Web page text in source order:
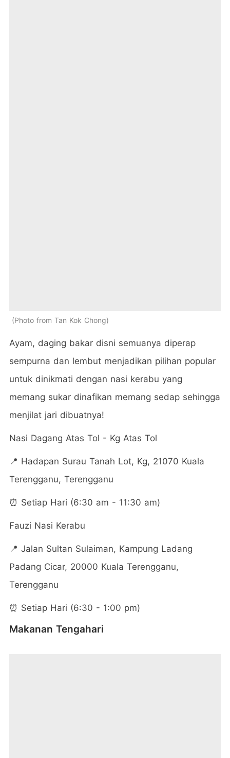
Photo from Tan Kok Chong
Ayam, daging bakar disni semuanya diperap
sempurna dan lembut menjadikan pilihan popular
untuk dinikmati dengan nasi kerabu yang
memang sukar dinafikan memang sedap sehingga
menjilat jari dibuatnya!
Nasi Dagang Atas Tol - Kg Atas Tol
📍 Hadapan Surau Tanah Lot, Kg, 21070 Kuala
Terengganu, Terengganu
⏰ Setiap Hari (6:30 am - 11:30 am)
Fauzi Nasi Kerabu
📍 Jalan Sultan Sulaiman, Kampung Ladang
Padang Cicar, 20000 Kuala Terengganu,
Terengganu
⏰ Setiap Hari (6:30 - 1:00 pm)
Makanan Tengahari